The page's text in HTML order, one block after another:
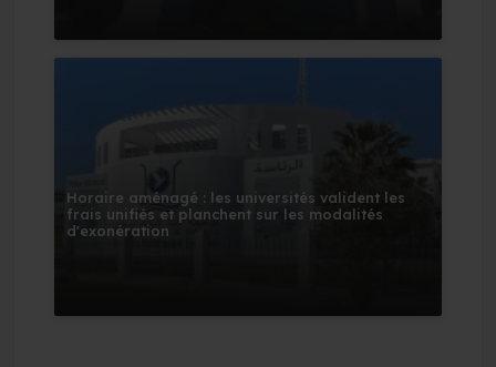
Horaire aménagé : les universités valident les
frais unifiés et planchent sur les modalités
d'exonération